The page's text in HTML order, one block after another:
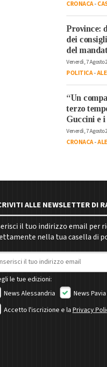
CRONACA-
Province:
dei
del
Venerdì, 7 Agosto
POLITICA-
“Un
terzo
Guccini e
Venerdì, 7 Agosto
CRONACA-
ALLE NEWSLETTER DI
il tuo indirizzo email per
nella tua casella di
email
le tue edizioni:
News Alessandria
News Pavia
Accetto l'iscrizione e la Privacy